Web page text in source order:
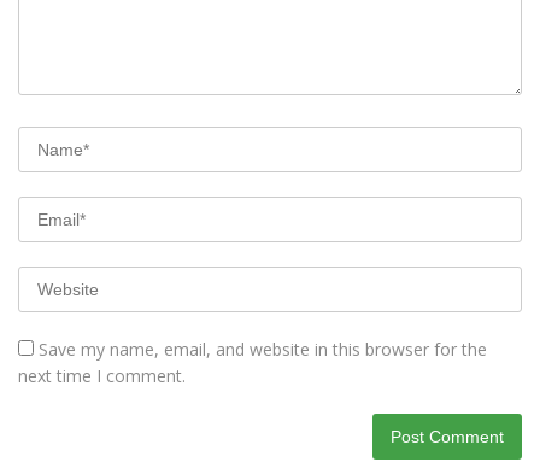
Save my name, email, and website in this browser for the
next time I comment.